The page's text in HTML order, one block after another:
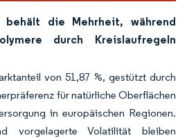
behält die Mehrheit, während
durch Kreislaufregeln
von 51,87 %, gestützt durch
für natürliche Oberflächen
in europäischen Regionen.
vorgelagerte Volatilität bleiben